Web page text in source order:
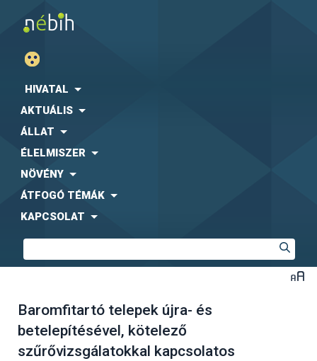
HIVATAL
AKTUÁLIS
ÁLLAT
ÉLELMISZER
NÖVÉNY
ÁTFOGÓ TÉMÁK
KAPCSOLAT
Baromfitartó telepek újra- és
betelepítésével, kötelező
szűrővizsgálatokkal kapcsolatos